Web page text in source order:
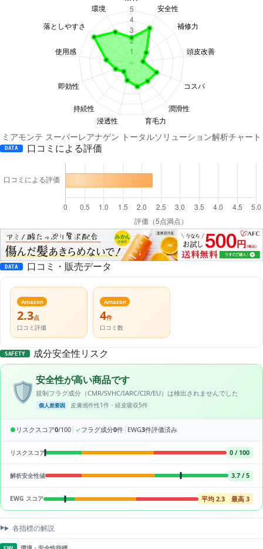
ミアモンテ スーパーレアナゲン トータルソリューション解析チャート
DATA 口コミによる評価
DATA 口コミ・販売データ
Amazon
2.3点
口コミ評価
Amazon
4件
口コミ数
SAFETY 成分安全性リスク
🛡️安全性が高い商品です
規制フラグ成分（CMR/SVHC/IARC/CIR/EU）は検出されませんでした
個人差要因 皮膚感作性1件・経皮吸収5件
● リスクスコア0/100 | ✓フラグ成分0件 | EWG3件評価済み
リスクスコア 0 / 100
解析安全性値 3.7 / 5
EWG スコア 平均 2.3 最高 3
各指標の解説